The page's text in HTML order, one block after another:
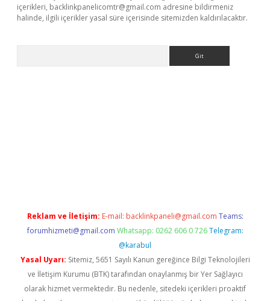
içerikleri, backlinkpanelicomtr@gmail.com adresine bildirmeniz
halinde, ilgili içerikler yasal süre içerisinde sitemizden kaldırılacaktır.
Reklam ve İletişim: E-mail: backlinkpaneli@gmail.com Teams:
forumhizmeti@gmail.com Whatsapp: 0262 606 0 726 Telegram:
@karabul
Yasal Uyarı: Sitemiz, 5651 Sayılı Kanun gereğince Bilgi Teknolojileri
ve İletişim Kurumu (BTK) tarafından onaylanmış bir Yer Sağlayıcı
olarak hizmet vermektedir. Bu nedenle, sitedeki içerikleri proaktif